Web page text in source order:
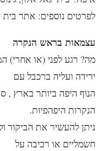
לפרטים נוספים: אתר בית
עצמאות בראש הנקרה
מה? רגע לפני (או אחרי)
ירידה ועליה ברכבל עם
הנוף היפה ביותר בארץ ,
הנקרות היפהפיות.
ניתן להעשיר את הביקור
חשמליים או רכיבה על